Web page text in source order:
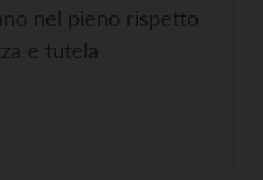
nel pieno rispetto
e tutela